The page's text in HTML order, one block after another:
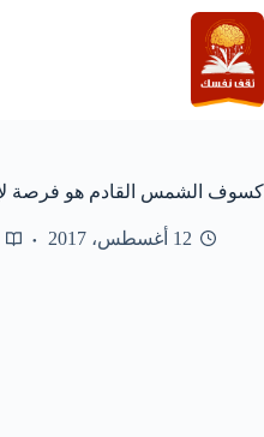
التجاوز
إلى
المحتوى
كسوف الشمس القادم هو فرصة
12 أغسطس، 2017